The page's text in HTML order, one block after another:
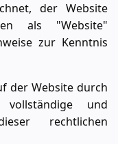
der Website
als "Website"
zur Kenntnis
der Website durch
und
rechtlichen